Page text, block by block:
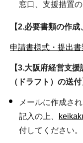
窓口、支援措置
【2.必要書類の作成
申請書様式・提出
【3.大阪府経営支
（ドラフト）の送付
メールに作成さ
記入の上、
付してください。